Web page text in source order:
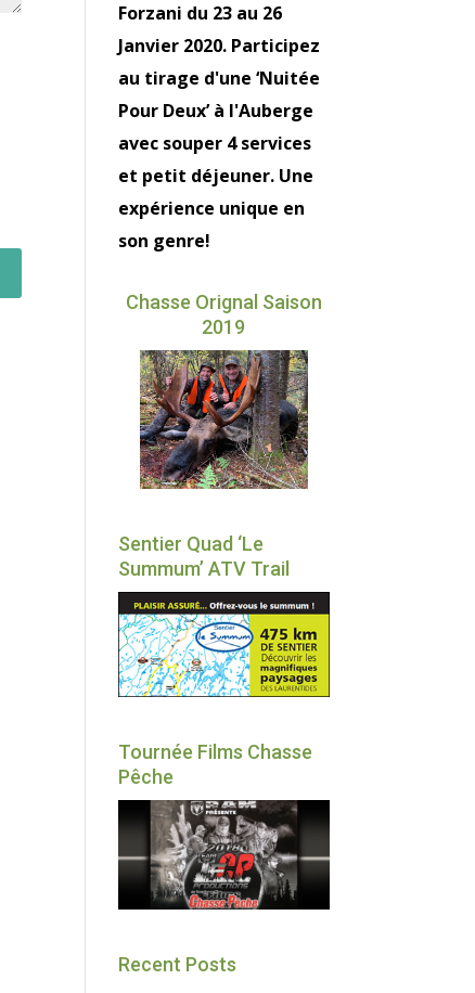
Forzani du 23 au 26
Janvier 2020. Participez
au tirage d'une ‘Nuitée
Pour Deux’ à l'Auberge
avec souper 4 services
et petit déjeuner. Une
expérience unique en
son genre!
Chasse Orignal Saison
2019
Sentier Quad ‘Le
Summum’ ATV Trail
Tournée Films Chasse
Pêche
Recent Posts